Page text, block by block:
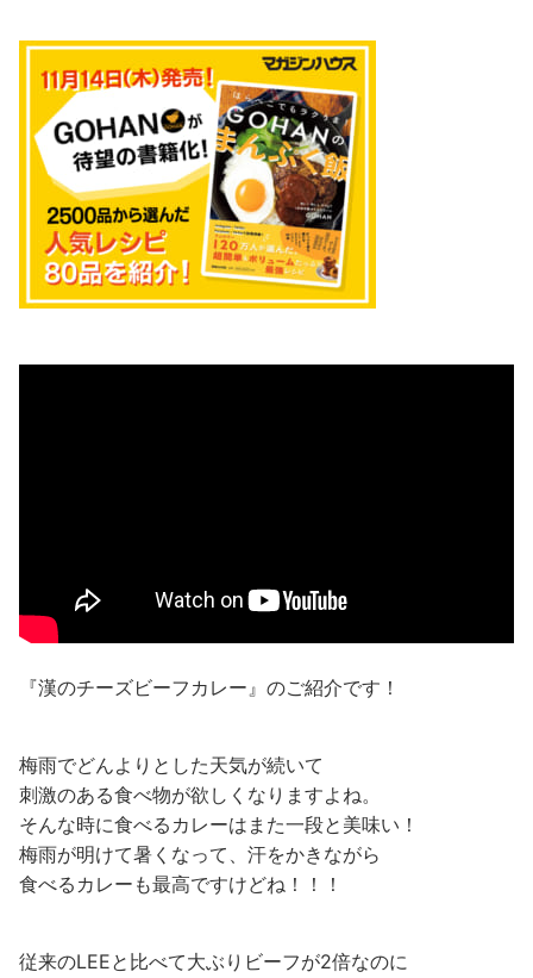
『漢のチーズビーフカレー』のご紹介です！
梅雨でどんよりとした天気が続いて
刺激のある食べ物が欲しくなりますよね。
そんな時に食べるカレーはまた一段と美味い！
梅雨が明けて暑くなって、汗をかきながら
食べるカレーも最高ですけどね！！！
従来のLEEと比べて大ぶりビーフが2倍なのに